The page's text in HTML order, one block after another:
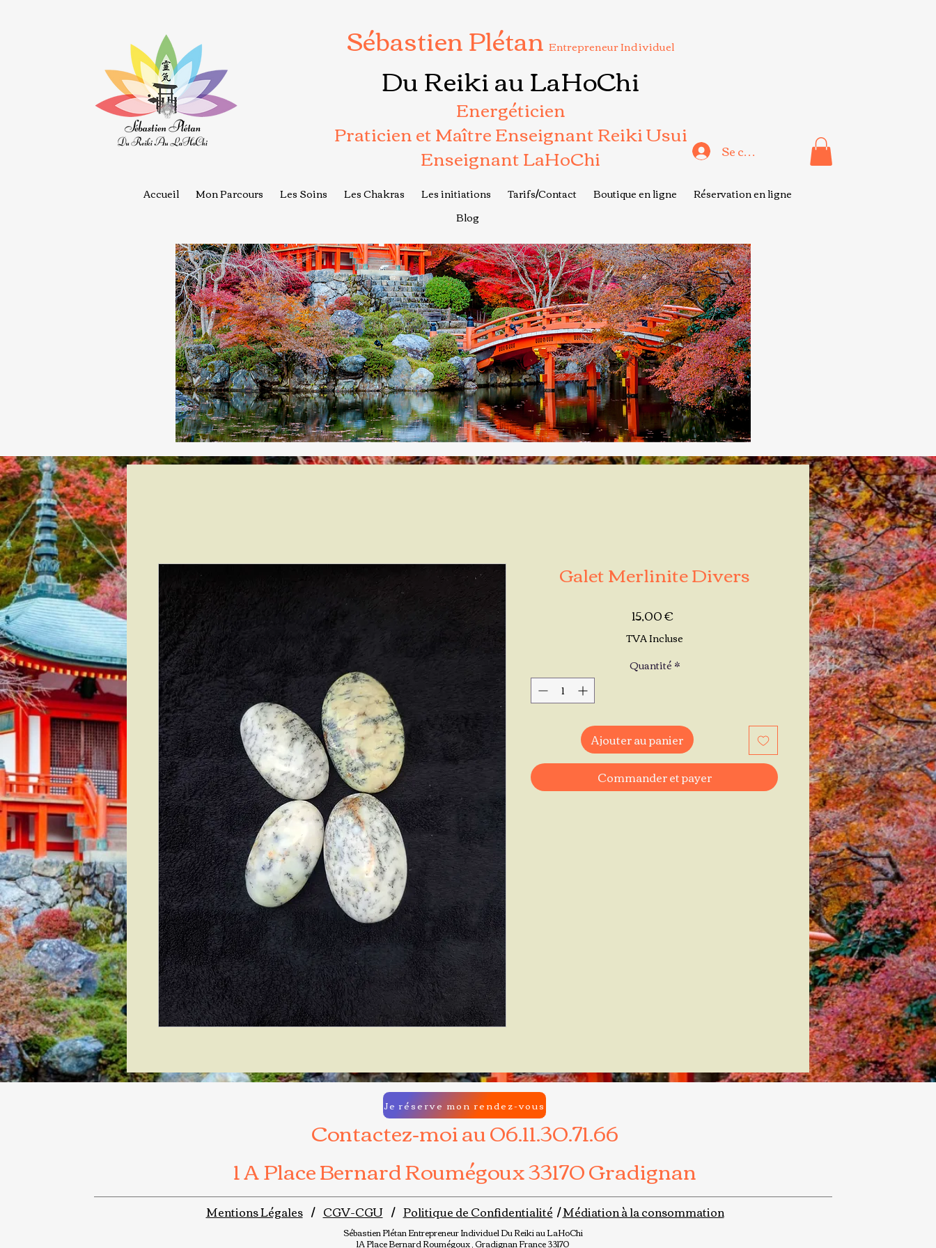
Sébastien Plétan Entrepreneur Individuel
Du Reiki au LaHoChi
Energéticien
Praticien et Maître Enseignant Reiki Usui
Enseignant LaHoChi Se connecter
Accueil Mon Parcours Les Soins Les Chakras Les initiations Tarifs/Contact Boutique en ligne
Réservation en ligne
Blog
Galet Merlinite Divers
15,00 €Prix
TVA Incluse
Quantité*
Ajouter au panier
Commander et payer
Contactez-moi au 06.11.30.71.66
1 A Place Bernard Roumégoux 33170 Gradignan
Je réserve mon rendez-vous
Mentions Légales/ CGV-CGU/ Politique de Confidentialité /Médiation à la consommation
Sébastien PlétanEntrepreneur IndividuelDu Reiki au LaHoChi
1A Place Bernard Roumégoux , Gradignan France 33170